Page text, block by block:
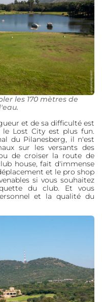
les 170 mètres de
et de sa difficulté est
Lost City est plus fun.
du Pilanesberg, il n'est
sur les versants des
de croiser la route de
house, fait d'immense
et le pro shop
si vous souhaitez
du club. Et vous
et la qualité du